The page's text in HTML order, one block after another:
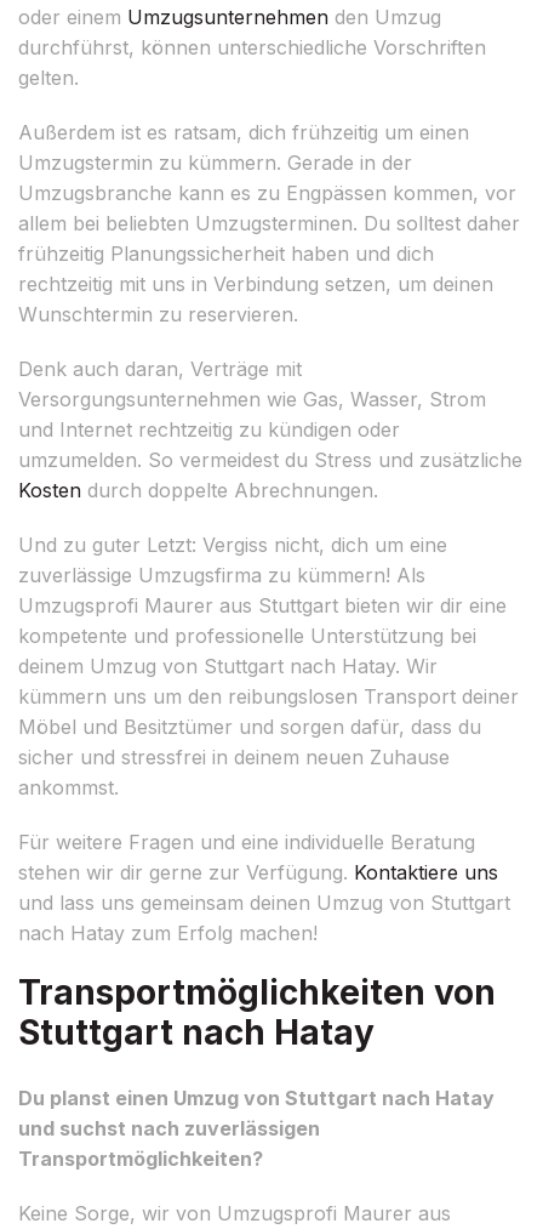
oder einem Umzugsunternehmen den Umzug
durchführst, können unterschiedliche Vorschriften
gelten.
Außerdem ist es ratsam, dich frühzeitig um einen
Umzugstermin zu kümmern. Gerade in der
Umzugsbranche kann es zu Engpässen kommen, vor
allem bei beliebten Umzugsterminen. Du solltest daher
frühzeitig Planungssicherheit haben und dich
rechtzeitig mit uns in Verbindung setzen, um deinen
Wunschtermin zu reservieren.
Denk auch daran, Verträge mit
Versorgungsunternehmen wie Gas, Wasser, Strom
und Internet rechtzeitig zu kündigen oder
umzumelden. So vermeidest du Stress und zusätzliche
Kosten durch doppelte Abrechnungen.
Und zu guter Letzt: Vergiss nicht, dich um eine
zuverlässige Umzugsfirma zu kümmern! Als
Umzugsprofi Maurer aus Stuttgart bieten wir dir eine
kompetente und professionelle Unterstützung bei
deinem Umzug von Stuttgart nach Hatay. Wir
kümmern uns um den reibungslosen Transport deiner
Möbel und Besitztümer und sorgen dafür, dass du
sicher und stressfrei in deinem neuen Zuhause
ankommst.
Für weitere Fragen und eine individuelle Beratung
stehen wir dir gerne zur Verfügung. Kontaktiere uns
und lass uns gemeinsam deinen Umzug von Stuttgart
nach Hatay zum Erfolg machen!
Transportmöglichkeiten von
Stuttgart nach Hatay
Du planst einen Umzug von Stuttgart nach Hatay
und suchst nach zuverlässigen
Transportmöglichkeiten?
Keine Sorge, wir von Umzugsprofi Maurer aus